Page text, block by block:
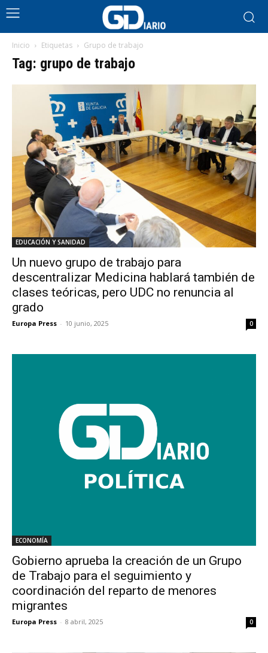
Inicio Etiquetas Grupo de trabajo
Tag: grupo de trabajo
EDUCACIÓN Y SANIDAD
Un nuevo grupo de trabajo para
descentralizar Medicina hablará también de
clases teóricas, pero UDC no renuncia al
grado
Europa Press - 10 junio, 2025 0
ECONOMÍA
Gobierno aprueba la creación de un Grupo
de Trabajo para el seguimiento y
coordinación del reparto de menores
migrantes
Europa Press - 8 abril, 2025 0